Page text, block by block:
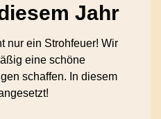
Jahr
nur ein Strohfeuer! Wir
eine schöne
schaffen. In diesem